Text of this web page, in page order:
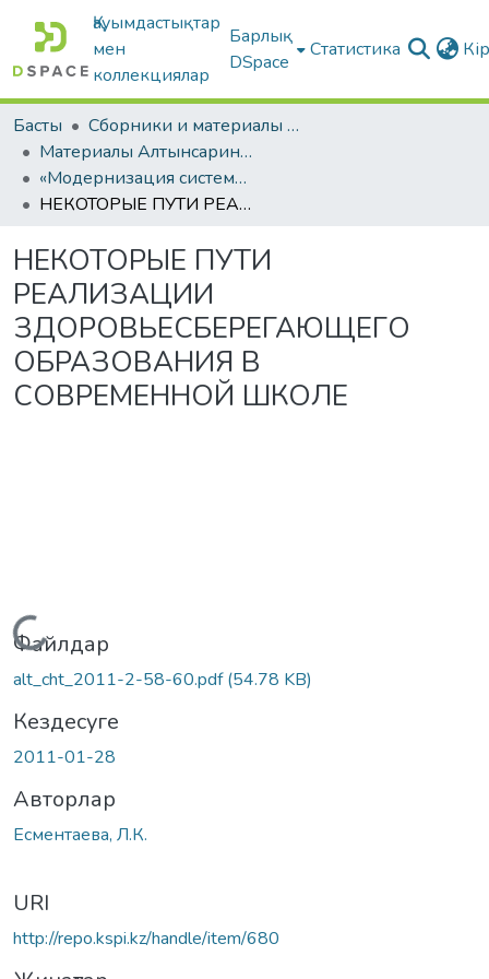
Қауымдастықтар
мен
коллекциялар
Барлық
DSpace
Статистика
Басты
Сборники и материалы конференций
Материалы Алтынсаринских педагогических чтений
«Модернизация системы образования как основа устойчивого развития казахстанского общества»
НЕКОТОРЫЕ ПУТИ РЕАЛИЗАЦИИ ЗДОРОВЬЕСБЕРЕГАЮЩЕГО ОБРАЗОВАНИЯ В СОВРЕМЕННОЙ ШКОЛЕ
НЕКОТОРЫЕ ПУТИ
РЕАЛИЗАЦИИ
ЗДОРОВЬЕСБЕРЕГАЮЩЕГО
ОБРАЗОВАНИЯ В
СОВРЕМЕННОЙ ШКОЛЕ
Жүктеу...
Файлдар
alt_cht_2011-2-58-60.pdf(54.78 KB)
Кездесуге
2011-01-28
Авторлар
Есментаева, Л.К.
URI
http://repo.kspi.kz/handle/item/680